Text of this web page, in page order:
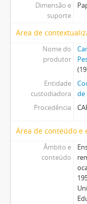
Dimensão e
suporte
Área de
Nome do
produtor
Entidade
custodiadora
de
Procedência
Área de conteúdo e
Âmbito e
conteúdo